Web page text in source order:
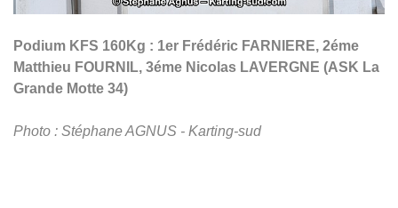
Podium KFS 160Kg : 1er Frédéric FARNIERE, 2éme
Matthieu FOURNIL, 3éme Nicolas LAVERGNE (ASK La
Grande Motte 34)
Photo : Stéphane AGNUS - Karting-sud